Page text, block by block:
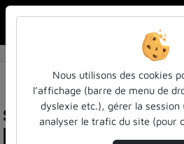
Statistiques de
[entretien avec jacques
Nous utilisons des cookies
l’affichage (barre de menu de
dyslexie etc.), gérer la
analyser le trafic du site (pour